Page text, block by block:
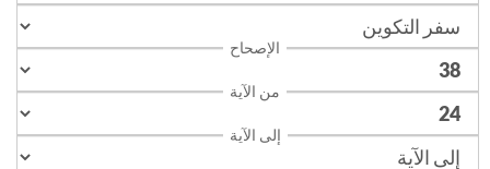
الإصحاح
من الآية
إلى الآية